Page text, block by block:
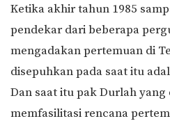
Ketika akhir tahun 1985
pendekar dari beberapa
mengadakan pertemuan di
disepuhkan pada saat itu
Dan saat itu pak Durlah
memfasilitasi rencana